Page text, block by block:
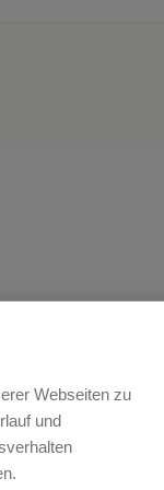
halten
Webseiten zu
und